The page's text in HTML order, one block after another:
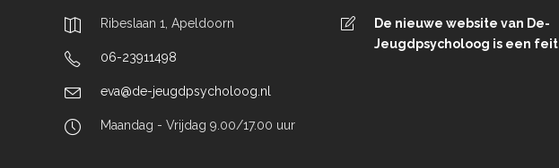
Ribeslaan 1, Apeldoorn
06-23911498
eva@de-jeugdpsycholoog.nl
Maandag - Vrijdag 9.00/17.00 uur
De nieuwe website van De-
Jeugdpsycholoog is een feit